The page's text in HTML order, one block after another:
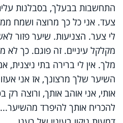
התחשבות בבעלך, בסבלנות
צעד. אני כל כך מרוצה ושמח
לי צער. הצניעות. שיער פזור
מקלקל עיניים. זה פוגם. כך
מלך. אין לי ברירה בתי
השיער שלך מרצונך, אז אני
אותי, אני אוהב אותך, ורוצה רק
להכריח אותך להיפרד